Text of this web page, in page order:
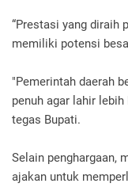
“Prestasi yang diraih
memiliki potensi
"Pemerintah daerah
penuh agar lahir
tegas Bupati.
Selain penghargaan,
ajakan untuk